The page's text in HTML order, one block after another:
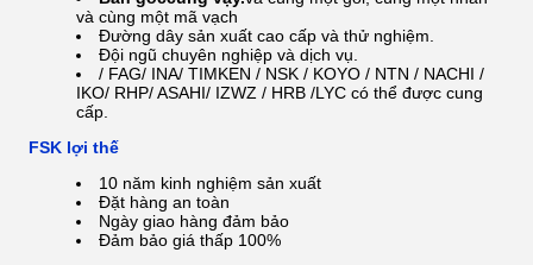
và cùng một mã vạch
Đường dây sản xuất cao cấp và thử nghiệm.
Đội ngũ chuyên nghiệp và dịch vụ.
/ FAG/ INA/ TIMKEN / NSK / KOYO / NTN / NACHI /
IKO/ RHP/ ASAHI/ IZWZ / HRB /LYC có thể được cung
cấp.
FSK lợi thế
10 năm kinh nghiệm sản xuất
Đặt hàng an toàn
Ngày giao hàng đảm bảo
Đảm bảo giá thấp 100%